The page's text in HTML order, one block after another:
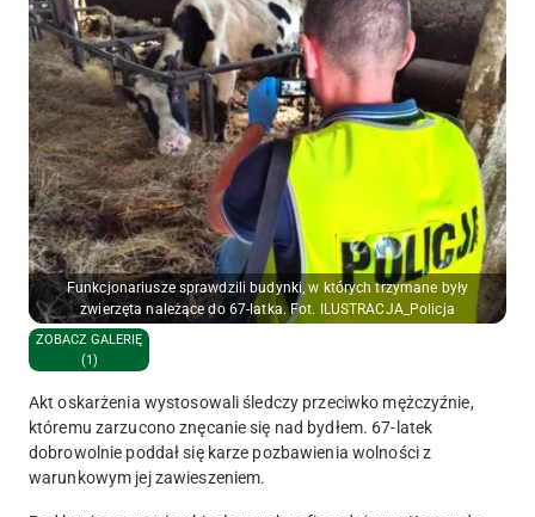
Funkcjonariusze sprawdzili budynki, w których trzymane były
zwierzęta należące do 67-latka. Fot. ILUSTRACJA_Policja
ZOBACZ GALERIĘ
(1)
Akt oskarżenia wystosowali śledczy przeciwko mężczyźnie,
któremu zarzucono znęcanie się nad bydłem. 67-latek
dobrowolnie poddał się karze pozbawienia wolności z
warunkowym jej zawieszeniem.